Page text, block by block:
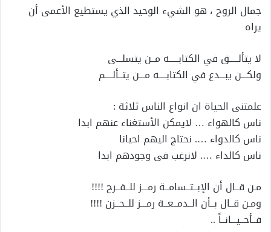
جمال الروح ، هو الشيء الوحيد الذي يستطيع الأعمى أن
يراه
لا يتألـــــق في الكتابـــــه مــن يتسلـــى
ولكـــن يبـــدع في الكتابــــه مـــن يتــألــــم
علمتنى الحياة ان انواع الناس ثلاثة :
ناس كالهواء … لايمكن الأستغناء عنهم ابدا
ناس كالدواء …. نحتاج اليهم احيانا
ناس كالداء …. لانرغب فى وجودهم ابدا
مـن قــال أن الإبــتــسامــة رمـــز للــفــرح !!!!
ومـن قــال بــأن الــدمــعــة رمـــز للــحــزن !!!!
فــأحــيـــانــاً ..